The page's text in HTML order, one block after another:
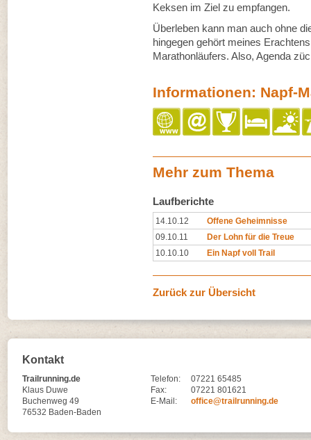
Keksen im Ziel zu empfangen.
Überleben kann man auch ohne
hingegen gehört meines
Marathonläufers. Also, Agenda
Informationen: Napf-
Mehr zum Thema
Laufberichte
14.10.12
Offene Geheimnisse
09.10.11
Der Lohn für die Treue
10.10.10
Ein Napf voll Trail
Zurück zur Übersicht
Kontakt
Trailrunning.de
Klaus Duwe
Buchenweg 49
76532 Baden-Baden
Telefon:
07221 65485
Fax:
07221 801621
E-Mail:
office@trailrunning.de